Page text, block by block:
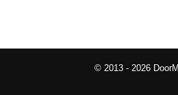
© 2013 - 2026